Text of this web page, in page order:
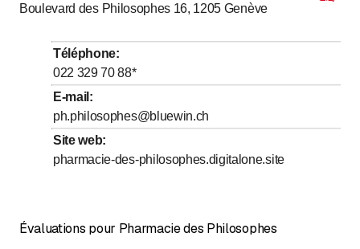
Mardi
8:30
Mercredi
8:30- jusqu’à
18:30
Jeudi
Vendredi
Samedi
Dimanche
Boulevard des Philosophes 16, 1205 Genève
Téléphone:
022 329 70 88*
E-mail :
ph.philosophes@bluewin.ch
Site web:
pharmacie-des-philosophes.digitalone.site
Évaluations pour Pharmacie des Philosophes